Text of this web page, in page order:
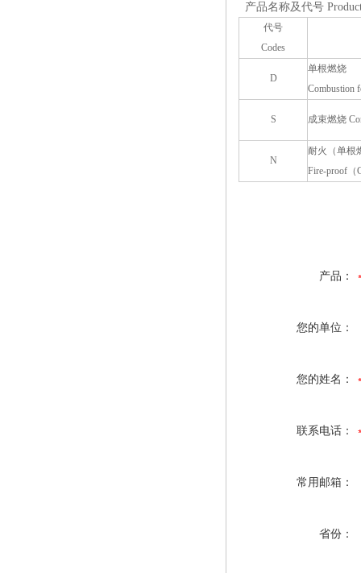
产品名称及代号
代号
Codes
D
单根燃烧
Combustion
S 成束燃烧
N
耐火（单根
Fire-proof（
产品：
您的单位：
您的姓名：
联系电话：
常用邮箱：
省份：